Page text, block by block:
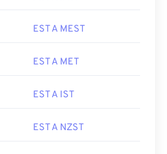
EST A MEST
EST A MET
EST A IST
EST A NZST